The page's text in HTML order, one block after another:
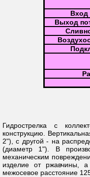
Вход
Выход
Гидрострелка с
конструкцию.
2"), с другой - на
(диаметр 1"). В
механическим
изделие от ржавчины,
межосевое расстояние